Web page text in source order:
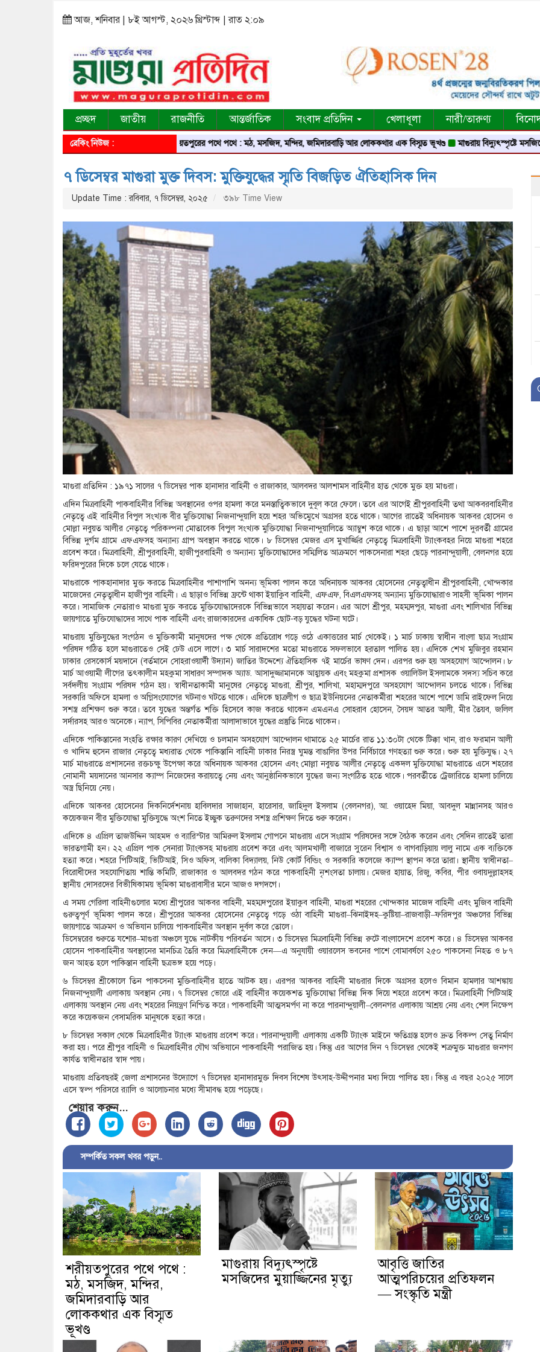
আজ, শনিবার | ৮ই আগস্ট, ২০২৬ খ্রিস্টাব্দ | রাত ২:০৯
প্রচ্ছদ জাতীয় রাজনীতি আন্তর্জাতিক সংবাদ প্রতিদিন খেলাধূলা নারী/তারুণ্য
ব্রেকিং নিউজ : শরীয়তপুরের পথে পথে : মঠ, মসজিদ, মন্দির, জমিদারবাড়ি আর লোককথার এক বিস্মৃত ভূখণ্ড মাগুরায় বিদ্যুৎস্পৃষ্টে মসজিদের
৭ ডিসেম্বর মাগুরা মুক্ত দিবস: মুক্তিযুদ্ধের স্মৃতি বিজড়িত ঐতিহাসিক দিন
Update Time : রবিবার, ৭ ডিসেম্বর, ২০২৫ ৩৯৮ Time View
মাগুরা প্রতিদিন : ১৯৭১ সালের ৭ ডিসেম্বর পাক হানাদার বাহিনী ও রাজাকার, আলবদর আলশামস বাহিনীর হাত থেকে মুক্ত হয় মাগুরা।
এদিন মিত্রবাহিনী পাকবাহিনীর বিভিন্ন অবস্থানের ওপর হামলা করে মনস্তাত্বিকভাবে দুবূল করে ফেলে। তবে এর আগেই শ্রীপুরবাহিনী তথা আকবরবাহিনীর
নেতৃত্বে এই বাহিনীর বিপুল সংখ্যক বীর মুক্তিযোদ্ধা নিজনান্দুয়ালি হয়ে শহর অভিমেুখে অগ্রসর হতে থাকে। আগের রাতেই অধিনায়ক আকবর হোসেন ও
মোল্লা নবুয়ত আলীর নেতৃত্বে পরিকল্পনা মোতাবেক বিপুল সংখ্যক মুক্তিযোদ্ধা নিজনান্দুয়ালিতে অ্যাম্বুশ করে থাকে। এ ছাড়া আশে পাশে দুরবর্তী গ্রামের
বিভিন্ন দুর্গম গ্রামে এফএফসহ অন্যান্য গ্রাপ অবস্থান করতে থাকে। ৮ ডিসেম্বর মেজর এস মুখার্জ্জির নেতৃত্বে মিত্রবাহিনী ট্যাংকবহর নিয়ে মাগুরা শহরে
প্রবেশ করে। মিত্রবাহিনী, শ্রীপুরবাহিনী, হাজীপুরবাহিনী ও অন্যান্য মুক্তিযোদ্ধাদের সম্মিলিত আক্রমণে পাকসেনারা শহর ছেড়ে পারনান্দুয়ালী, বেলনগর হয়ে
ফরিদপুরের দিকে চলে যেতে থাকে।
মাগুরাকে পাকহানাদার মুক্ত করতে মিত্রবাহিনীর পাশাপাশি অনন্য ভূমিকা পালন করে অধিনায়ক আকবর হোসেনের নেতৃত্বাধীন শ্রীপুরবাহিনী, খোন্দকার
মাজেদের নেতৃত্বাধীন হাজীপুর বাহিনী। এ ছাড়াও বিভিন্ন ফ্রন্টে থাকা ইয়াকিুব বাহিনী, এফএফ, বিএলএফসহ অন্যান্য মুক্তিযোদ্ধারাও সাহসী ভূমিকা পালন
করে। সামাজিক নেতারাও মাগুরা মুক্ত করতে মুক্তিযোদ্ধাদেরকে বিভিন্নভাবে সহায়তা করেন। এর আগে শ্রীপুর, মহম্মদপুর, মাগুরা এবং শালিখার বিভিন্ন
জায়গাতে মুক্তিযোদ্ধাদের সাথে পাক বাহিনী এবং রাজাকারদের একাধিক ছোট-বড় যুদ্ধের ঘটনা ঘটে।
মাগুরায় মুক্তিযুদ্ধের সংগঠন ও মুক্তিকামী মানুষদের পক্ষ থেকে প্রতিরোধ গড়ে ওঠে একাত্তরের মার্চ থেকেই। ১ মার্চ ঢাকায় স্বাধীন বাংলা ছাত্র সংগ্রাম
পরিষদ গঠিত হলে মাগুরাতেও সেই ঢেউ এসে লাগে। ৩ মার্চ সারাদশের মতো মাগুরাতে সফলভাবে হরতাল পালিত হয়। এদিকে শেখ মুজিবুর রহমান
ঢাকার রেসকোর্স ময়দানে (বর্তমানে সোহরাওয়ার্দী উদ্যান) জাতির উদ্দেশ্যে ঐতিহাসিক ৭ই মার্চের ভাষণ দেন। এরপর শুরু হয় অসহযোগ আন্দোলন। ৮
মার্চ আওয়ামী লীগের তৎকালীন মহকুমা সাধারণ সম্পাদক অ্যাড. আসাদুজ্জামানকে আহ্বায়ক এবং মহকুমা প্রশাসক ওয়ালিউল ইসলামকে সদস্য সচিব করে
সর্বদলীয় সংগ্রাম পরিষদ গঠন হয়। স্বাধীনতাকামী মানুষের নেতৃত্বে মাগুরা, শ্রীপুর, শালিখা, মহাম্মদপুরে অসহযোগ আন্দোলন চলতে থাকে। বিভিন্ন
সরকারি অফিসে হামলা ও অগ্নিসংযোগের ঘটনাও ঘটতে থাকে। এদিকে ছাত্রলীগ ও ছাত্র ইউনিয়নের নেতাকর্মীরা শহরের আশে পাশে ডামি রাইফেল নিয়ে
সশস্ত্র প্রশিক্ষণ শুরু করে। তবে যুদ্ধের অন্তর্গত শক্তি হিসেবে কাজ করতে থাকেন এমএনএ সোহরাব হোসেন, সৈয়দ আতর আলী, মীর তৈয়ব, জলিল
সর্দারসহ আরও অনেকে। ন্যাপ, সিপিবির নেতাকর্মীরা আলাদাভাবে যুদ্ধের প্রস্তুতি নিতে থাকেন।
এদিকে পাকিস্তানের সংহতি রক্ষার কারণ দেখিয়ে ও চলমান অসহযোগ আন্দোলন থামাতে ২৫ মার্চের রাত ১১:৩০টা থেকে টিক্কা খান, রাও ফরমান আলী
ও খাদিম হুসেন রাজার নেতৃত্বে মধ্যরাত থেকে পাকিস্তানি বাহিনী ঢাকার নিরস্ত্র ঘুমন্ত বাঙালির উপর নির্বিচারে গণহত্যা শুরু করে। শুরু হয় মুক্তিযুদ্ধ। ২৭
মার্চ মাগুরাতে প্রশাসনের রক্তচক্ষু উপেক্ষা করে অধিনায়ক আকবর হোসেন এবং মোল্লা নবুয়ত আলীর নেতৃত্বে একদল মুক্তিযোদ্ধা মাগুরাতে এসে শহরের
নোমানী ময়দানের আনসার ক্যাম্প নিজেদের করায়ত্বে নেয় এবং আনুষ্ঠানিকভাবে যুদ্ধের জন্য সংগঠিত হতে থাকে। পরবর্তীতে ট্রেজারিতে হামলা চালিয়ে
অস্ত্র ছিনিয়ে নেয়।
এদিকে আকবর হোসেনের দিকনির্দেশনায় হাবিলদার সাজাহান, হারেসার, জাহিদুল ইসলাম (বেলনগর), আ. ওয়াহেদ মিয়া, আবদুল মান্নানসহ আরও
কয়েকজন বীর মুক্তিযোদ্ধা মুক্তিযুদ্ধে অংশ নিতে ইচ্ছুক তরুণদের সশস্ত্র প্রশিক্ষণ দিতে শুরু করেন।
এদিকে ৪ এপ্রিল তাজউদ্দিন আহমদ ও ব্যারিস্টার আমিরুল ইসলাম গোপনে মাগুরায় এসে সংগ্রাম পরিষদের সঙ্গে বৈঠক করেন এবং সেদিন রাতেই তারা
ভারতগামী হন। ২২ এপ্রিল পাক সেনারা ট্যাংকসহ মাগুরায় প্রবেশ করে এবং আলমখালী বাজারে সুরেন বিশ্বাস ও বাগবাড়িয়ায় লালু নামে এক ব্যক্তিকে
হত্যা করে। শহরে পিটিআই, ভিটিআই, সিও অফিস, বালিকা বিদ্যালয়, নিউ কোর্ট বিল্ডিং ও সরকারি কলেজে ক্যাম্প স্থাপন করে তারা। স্থানীয় স্বাধীনতা–
বিরোধীদের সহযোগিতায় শান্তি কমিটি, রাজাকার ও আলবদর গঠন করে পাকবাহিনী নৃশংসতা চালায়। মেজর হায়াত, রিজু, কবির, পীর ওবায়দুল্লাহসহ
স্থানীয় দোসরদের বিভীষিকাময় ভূমিকা মাগুরাবাসীর মনে আজও দগদগে।
এ সময় গেরিলা বাহিনীগুলোর মধ্যে শ্রীপুরের আকবর বাহিনী, মহম্মদপুরের ইয়াকুব বাহিনী, মাগুরা শহরের খোন্দকার মাজেদ বাহিনী এবং মুজিব বাহিনী
গুরুত্বপূর্ণ ভূমিকা পালন করে। শ্রীপুরের আকবর হোসেনের নেতৃত্বে গড়ে ওঠা বাহিনী মাগুরা–ঝিনাইদহ–কুষ্টিয়া–রাজবাড়ী–ফরিদপুর অঞ্চলের বিভিন্ন
জায়গাতে আক্রমণ ও অভিযান চালিয়ে পাকবাহিনীর অবস্থান দুর্বল করে তোলে।
ডিসেম্বরের শুরুতে যশোর–মাগুরা অঞ্চলে যুদ্ধে নাটকীয় পরিবর্তন আসে। ৩ ডিসেম্বর মিত্রবাহিনী বিভিন্ন রুটে বাংলাদেশে প্রবেশ করে। ৪ ডিসেম্বর আকবর
হোসেন পাকবাহিনীর অবস্থানের মানচিত্র তৈরি করে মিত্রবাহিনীকে দেন—এ অনুযায়ী ওয়ারলেস ভবনের পাশে বোমাবর্ষণে ২৫০ পাকসেনা নিহত ও ৮৭
জন আহত হলে পাকিস্তান বাহিনী ছত্রভঙ্গ হয়ে পড়ে।
৬ ডিসেম্বর শ্রীকোলে তিন পাকসেনা মুক্তিবাহিনীর হাতে আটক হয়। এরপর আকবর বাহিনী মাগুরার দিকে অগ্রসর হলেও বিমান হামলার আশঙ্কায়
নিজনান্দুয়ালী এলাকায় অবস্থান নেয়। ৭ ডিসেম্বর ভোরে এই বাহিনীর কয়েকশত মুক্তিযোদ্ধা বিভিন্ন দিক দিয়ে শহরে প্রবেশ করে। মিত্রবাহিনী পিটিআই
এলাকায় অবস্থান নেয় এবং শহরের নিয়ন্ত্রণ নিশ্চিত করে। পাকবাহিনী আত্মসমর্পণ না করে পারনান্দুয়ালী–বেলনগর এলাকায় আশ্রয় নেয় এবং শেল নিক্ষেপ
করে কয়েকজন বেসামরিক মানুষকে হত্যা করে।
৮ ডিসেম্বর সকাল থেকে মিত্রবাহিনীর ট্যাংক মাগুরায় প্রবেশ করে। পারনান্দুয়ালী এলাকায় একটি ট্যাংক মাইনে ক্ষতিগ্রস্ত হলেও দ্রুত বিকল্প সেতু নির্মাণ
করা হয়। পরে শ্রীপুর বাহিনী ও মিত্রবাহিনীর যৌথ অভিযানে পাকবাহিনী পরাজিত হয়। কিন্তু এর আগের দিন ৭ ডিসেম্বর থেকেই শত্রুমুক্ত মাগুরার জনগণ
কার্যত স্বাধীনতার স্বাদ পায়।
মাগুরায় প্রতিবছরই জেলা প্রশাসনের উদ্যোগে ৭ ডিসেম্বর হানাদারমুক্ত দিবস বিশেষ উৎসাহ-উদ্দীপনার মধ্য দিয়ে পালিত হয়। কিন্তু এ বছর ২০২৫ সালে
এসে স্বল্প পরিসরে র‌্যালি ও আলোচনার মধ্যে সীমাবদ্ধ হয়ে পড়েছে।
শেয়ার করুন...
সম্পর্কিত সকল খবর পড়ুন..
শরীয়তপুরের পথে পথে :
মঠ, মসজিদ, মন্দির,
জমিদারবাড়ি আর
লোককথার এক বিস্মৃত
ভূখণ্ড
মাগুরায় বিদ্যুৎস্পৃষ্টে
মসজিদের মুয়াজ্জিনের মৃত্যু
আবৃত্তি জাতির
আত্মপরিচয়ের প্রতিফলন
— সংস্কৃতি মন্ত্রী